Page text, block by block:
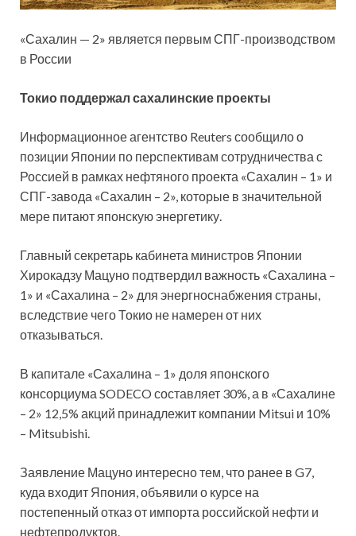
«Сахалин — 2» является первым СПГ-производством
в России
Токио поддержал сахалинские проекты
Информационное агентство Reuters сообщило о
позиции Японии по перспективам сотрудничества с
Россией в рамках нефтяного проекта «Сахалин – 1» и
СПГ-завода «Сахалин – 2», которые в значительной
мере питают японскую энергетику.
Главный секретарь кабинета министров Японии
Хирокадзу Мацуно подтвердил важность «Сахалина –
1» и «Сахалина – 2» для энергноснабжения страны,
вследствие чего Токио не намерен от них
отказываться.
В капитале «Сахалина – 1» доля японского
консорциума SODECO составляет 30%, а в «Сахалине
– 2» 12,5% акций принадлежит компании Mitsui и 10%
– Mitsubishi.
Заявление Мацуно интересно тем, что ранее в G7,
куда входит Япония, объявили о курсе на
постепенный отказ от импорта российской нефти и
нефтепродуктов.